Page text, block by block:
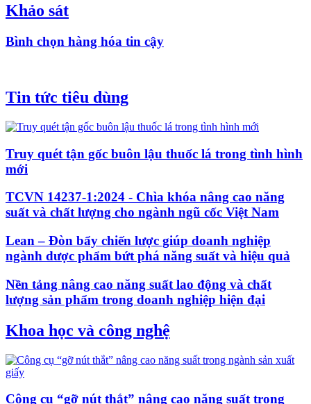
Khảo sát
Bình chọn hàng hóa tin cậy
Tin tức tiêu dùng
Truy quét tận gốc buôn lậu thuốc lá trong tình hình
mới
TCVN 14237-1:2024 - Chìa khóa nâng cao năng
suất và chất lượng cho ngành ngũ cốc Việt Nam
Lean – Đòn bẩy chiến lược giúp doanh nghiệp
ngành dược phẩm bứt phá năng suất và hiệu quả
Nền tảng nâng cao năng suất lao động và chất
lượng sản phẩm trong doanh nghiệp hiện đại
Khoa học và công nghệ
Công cụ “gỡ nút thắt” nâng cao năng suất trong